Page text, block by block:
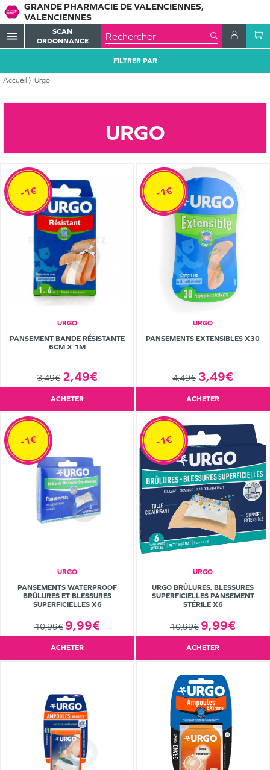
GRANDE PHARMACIE DE VALENCIENNES,
VALENCIENNES
menu
SCAN
ORDONNANCE
Accueil Urgo
FILTRER PAR
URGO
URGO
PANSEMENT BANDE RÉSISTANTE
6CM X 1M
3,49€ 2,49€
-1€
ACHETER
URGO
PANSEMENTS EXTENSIBLES X30
4,49€ 3,49€
-1€
ACHETER
URGO
PANSEMENTS WATERPROOF
BRÛLURES ET BLESSURES
SUPERFICIELLES X6
10,99€ 9,99€
-1€
ACHETER
URGO
URGO BRÛLURES, BLESSURES
SUPERFICIELLES PANSEMENT
STÉRILE X6
10,99€ 9,99€
-1€
ACHETER